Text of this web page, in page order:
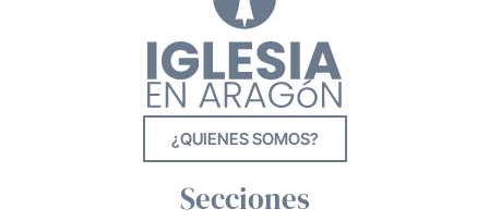
¿QUIENES SOMOS?
Secciones